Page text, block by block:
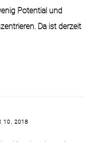
Potential und
Da ist derzeit
10, 2018